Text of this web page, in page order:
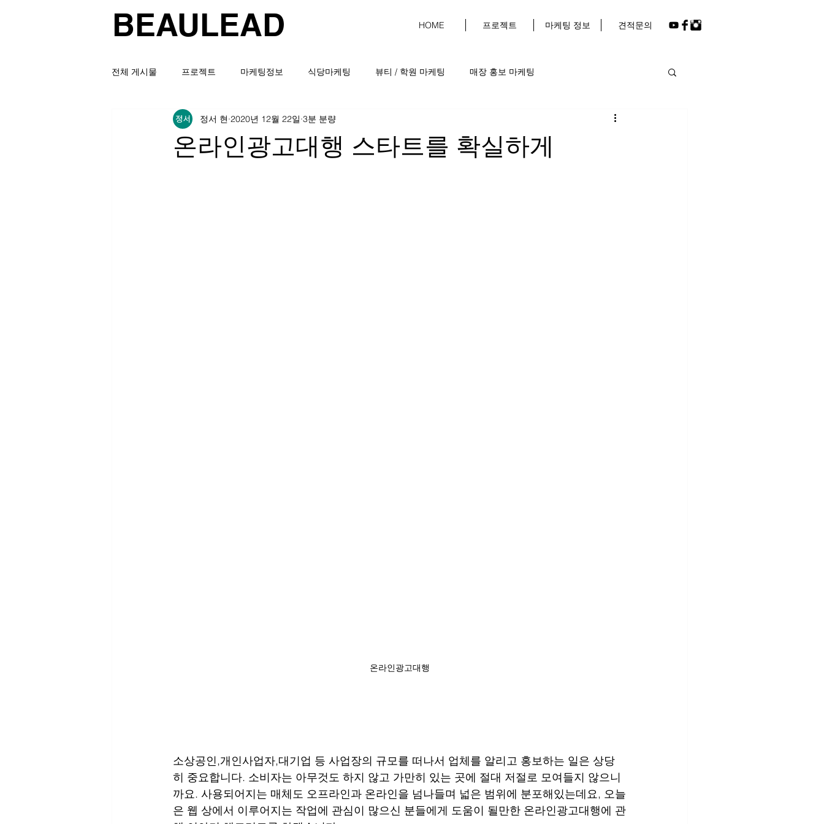
BEAULEAD HOME 프로젝트 마케팅 정보 견적문의
전체 게시물 프로젝트 마케팅정보 식당마케팅 뷰티 / 학원 마케팅 매장 홍보 마케팅
온라인광고대행 스타트를 확실하게
정서 현 2020년 12월 22일 3분 분량
온라인광고대행
소상공인,개인사업자,대기업 등 사업장의 규모를 떠나서 업체를 알리고 홍보하는 일은 상당
히 중요합니다. 소비자는 아무것도 하지 않고 가만히 있는 곳에 절대 저절로 모여들지 않으니
까요. 사용되어지는 매체도 오프라인과 온라인을 넘나들며 넓은 범위에 분포해있는데요, 오늘
은 웹 상에서 이루어지는 작업에 관심이 많으신 분들에게 도움이 될만한 온라인광고대행에 관